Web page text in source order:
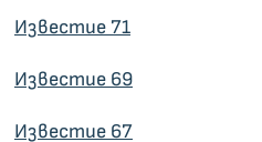
Известие 71
Известие 69
Известие 67